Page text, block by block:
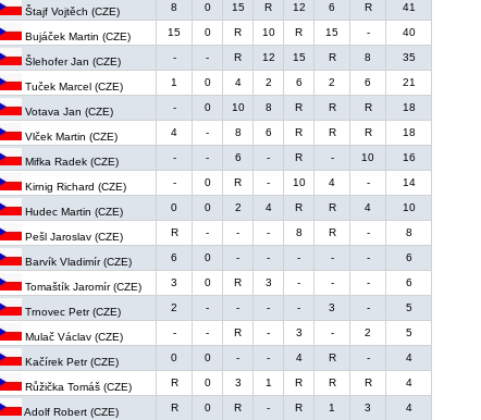
Štajf Vojtěch (CZE) 8 0 15 R 12 6 R 41
Bujáček Martin (CZE) 15 0 R 10 R 15 - 40
Šlehofer Jan (CZE) - - R 12 15 R 8 35
Tuček Marcel (CZE) 1 0 4 2 6 2 6 21
Votava Jan (CZE) - 0 10 8 R R R 18
Vlček Martin (CZE) 4 - 8 6 R R R 18
Mifka Radek (CZE) - - 6 - R - 10 16
Kirnig Richard (CZE) - 0 R - 10 4 - 14
Hudec Martin (CZE) 0 0 2 4 R R 4 10
Pešl Jaroslav (CZE) R - - - 8 R - 8
Barvík Vladimír (CZE) 6 0 - - - - - 6
Tomaštík Jaromír (CZE) 3 0 R 3 - - - 6
Trnovec Petr (CZE) 2 - - - - 3 - 5
Mulač Václav (CZE) - - R - 3 - 2 5
Kačírek Petr (CZE) 0 0 - - 4 R - 4
Růžička Tomáš (CZE) R 0 3 1 R R R 4
Adolf Robert (CZE) R 0 R - R 1 3 4